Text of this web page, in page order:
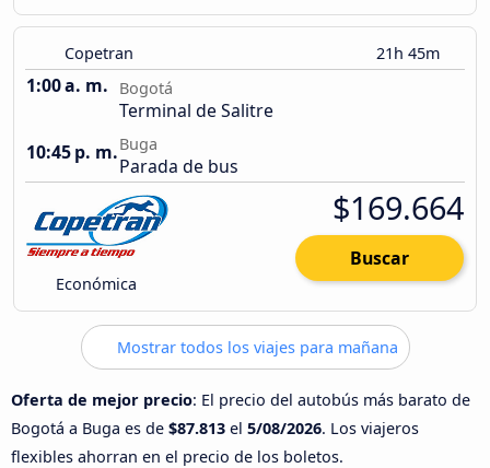
Copetran 21h 45m
1:00 a. m. Bogotá
Terminal de Salitre
10:45 p. m.Buga
Parada de bus
Económica
$169.664
Buscar
Mostrar todos los viajes para mañana
Oferta de mejor precio: El precio del autobús más barato de
Bogotá a Buga es de $87.813 el 5/08/2026. Los viajeros
flexibles ahorran en el precio de los boletos.